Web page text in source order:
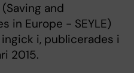
and
in Europe - SEYLE)
i, publicerades i
2015.